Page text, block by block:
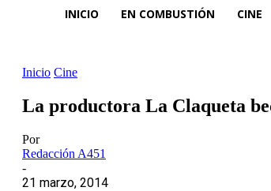
INICIO EN COMBUSTIÓN CINE
Inicio Cine
La productora La Claqueta
Por
Redacción A451
-
21 marzo, 2014